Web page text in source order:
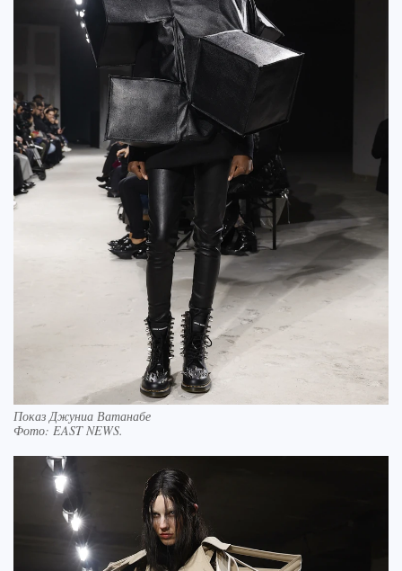
Показ Джуниа Ватанабе
Фото: EAST NEWS.